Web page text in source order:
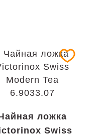
ложка
Swiss